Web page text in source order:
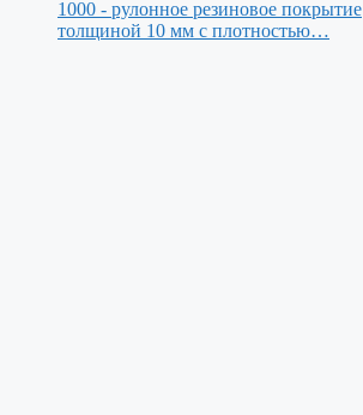
1000 - рулонное резиновое покрытие
толщиной 10 мм с плотностью…